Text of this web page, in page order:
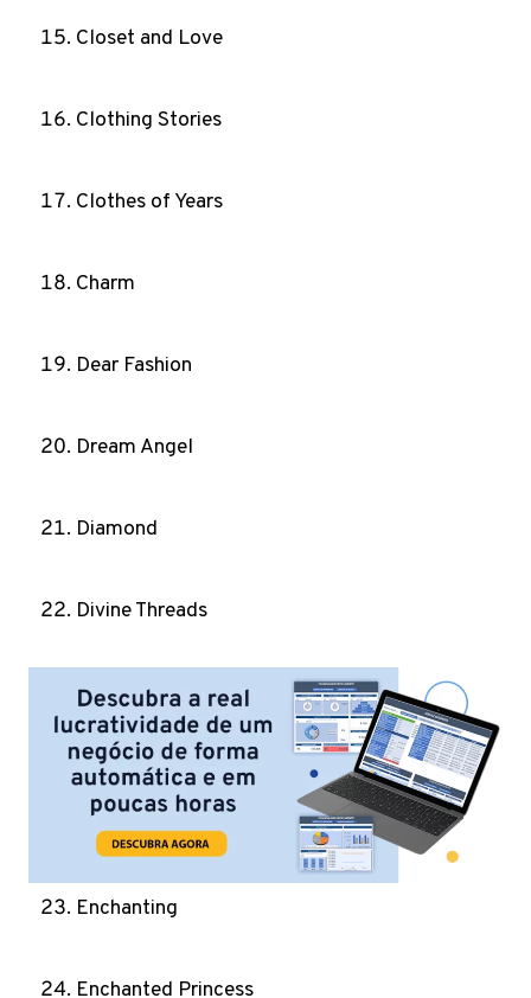
Closet and Love
Clothing Stories
Clothes of Years
Charm
Dear Fashion
Dream Angel
Diamond
Divine Threads
Enchanting
Enchanted Princess